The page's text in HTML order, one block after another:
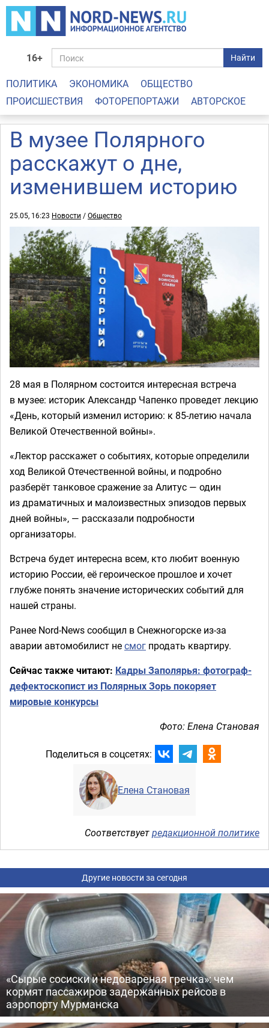
16+ Найти
ПОЛИТИКА ЭКОНОМИКА
ОБЩЕСТВО
ПРОИСШЕСТВИЯ
ФОТОРЕПОРТАЖИ АВТОРСКОЕ
В музее Полярного
расскажут о дне,
изменившем историю
25.05, 16:23 Новости /Общество
28 мая в Полярном состоится интересная встреча
в музее: историк Александр Чапенко проведет лекцию
«День, который изменил историю: к 85-летию начала
Великой Отечественной войны».
«Лектор расскажет о событиях, которые определили
ход Великой Отечественной войны, и подробно
разберёт танковое сражение за Алитус — один
из драматичных и малоизвестных эпизодов первых
дней войны», — рассказали подробности
организаторы.
Встреча будет интересна всем, кто любит военную
историю России, её героическое прошлое и хочет
глубже понять значение исторических событий для
нашей страны.
Ранее Nord-News сообщил в Снежногорске из-за
аварии автомобилист несмог продать квартиру.
Сейчас также читают: Кадры Заполярья: фотограф-
дефектоскопист из Полярных Зорь покоряет
мировые конкурсы
Фото: Елена Становая
Поделиться в соцсетях:
Елена Становая
Соответствуетредакционной политике
Другие новости за сегодня
«Сырые сосиски и недовареная гречка»: чем
кормят пассажиров задержанных рейсов в
аэропорту Мурманска